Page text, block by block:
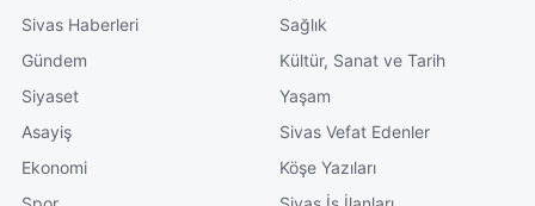
Sivas Haberleri
Gündem
Siyaset
Asayiş
Ekonomi
Sağlık
Kültür, Sanat ve Tarih
Yaşam
Sivas Vefat Edenler
Köşe Yazıları